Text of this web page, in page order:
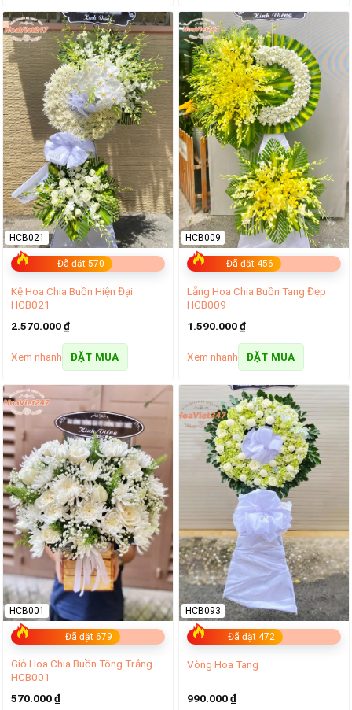
Đã đặt 570
HCB021
Kệ Hoa Chia Buồn Hiện Đại
HCB021
2.570.000₫
Xem nhanh ĐẶT MUA
Đã đặt 456
HCB009
Lẵng Hoa Chia Buồn Tang Đẹp
HCB009
1.590.000₫
Xem nhanh ĐẶT MUA
Đã đặt 679
HCB001
Giỏ Hoa Chia Buồn Tông Trắng
HCB001
570.000₫
Đã đặt 472
HCB093
Vòng Hoa Tang
990.000₫